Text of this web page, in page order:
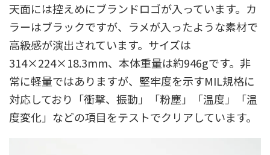
天面には控えめにブランドロゴが入っています。カ
ラーはブラックですが、ラメが入ったような素材で
高級感が演出されています。サイズは
314×224×18.3mm、本体重量は約946gです。非
常に軽量ではありますが、堅牢度を示すMIL規格に
対応しており「衝撃、振動」「粉塵」「温度」「温
度変化」などの項目をテストでクリアしています。